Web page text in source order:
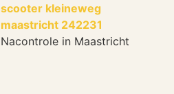
scooter kleineweg
maastricht 242231
Nacontrole in Maastricht